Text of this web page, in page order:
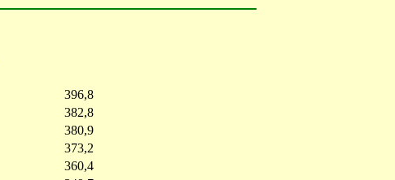
396,8
382,8
380,9
373,2
360,4